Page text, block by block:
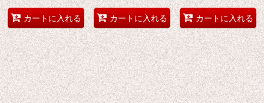
カートに入れる カートに入れる カートに入れる